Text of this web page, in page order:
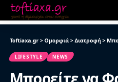
Toftiaxa.gr > Ομορφιά > Διατροφή >
LIFESTYLE NEWS